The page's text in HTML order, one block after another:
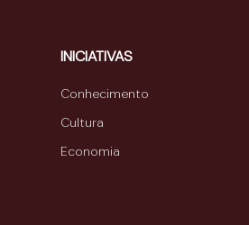
INICIATIVAS
Conhecimento
Cultura
Economia